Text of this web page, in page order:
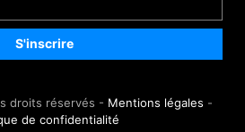
droits réservés - Mentions légales -
de confidentialité